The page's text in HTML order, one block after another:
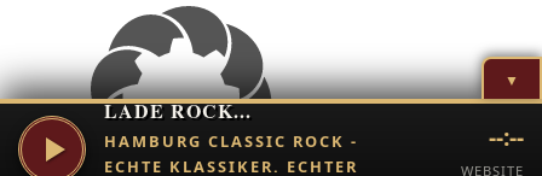
▼
LADE ROCK...
HAMBURG CLASSIC ROCK -
ECHTE KLASSIKER. ECHTER
--:--
WEBSITE